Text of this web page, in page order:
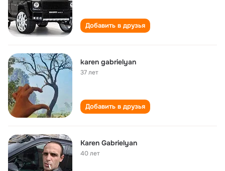
Добавить в друзья
karen gabrielyan
37 лет
Добавить в друзья
Karen Gabrielyan
40 лет